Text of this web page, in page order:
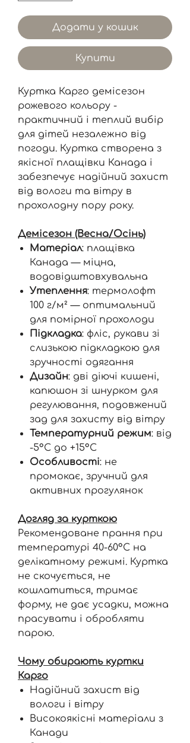
Додати у кошик
Купити
Куртка Карго демісезон
рожевого кольору -
практичний і теплий вибір
для дітей незалежно від
погоди. Куртка створена з
якісної плащівки Канада і
забезпечує надійний захист
від вологи та вітру в
прохолодну пору року.
Демісезон (Весна/Осінь)
Матеріал: плащівка
Канада — міцна,
водовідштовхувальна
Утеплення: термолофт
100 г/м² — оптимальний
для помірної прохолоди
Підкладка: фліс, рукави зі
слизькою підкладкою для
зручності одягання
Дизайн: дві діючі кишені,
капюшон зі шнурком для
регулювання, подовжений
зад для захисту від вітру
Температурний режим: від
-5°C до +15°C
Особливості: не
промокає, зручний для
активних прогулянок
Догляд за курткою
Рекомендоване прання при
температурі 40-60°C на
делікатному режимі. Куртка
не скочується, не
кошлатиться, тримає
форму, не дає усадки, можна
прасувати і обробляти
парою.
Чому обирають куртки
Карго
Надійний захист від
вологи і вітру
Високоякісні матеріали з
Канади